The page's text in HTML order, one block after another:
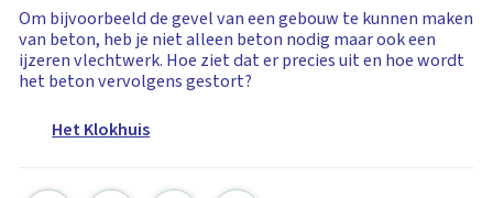
Om bijvoorbeeld de gevel van een gebouw te kunnen maken
van beton, heb je niet alleen beton nodig maar ook een
ijzeren vlechtwerk. Hoe ziet dat er precies uit en hoe wordt
het beton vervolgens gestort?
Het Klokhuis